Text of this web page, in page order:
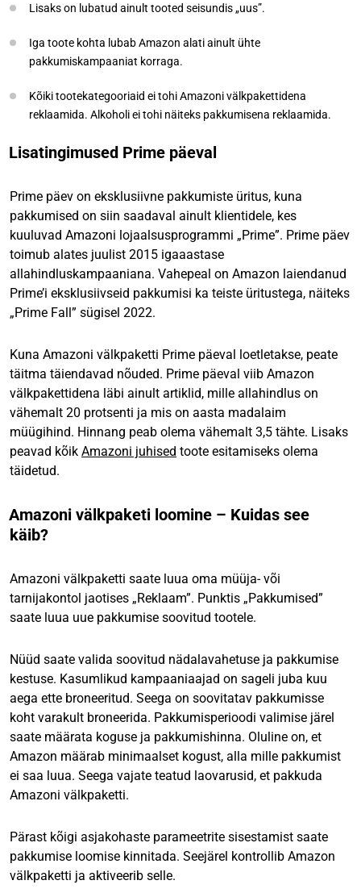
Lisaks on lubatud ainult tooted seisundis „uus”.
Iga toote kohta lubab Amazon alati ainult ühte
pakkumiskampaaniat korraga.
Kõiki tootekategooriaid ei tohi Amazoni välkpakettidena
reklaamida. Alkoholi ei tohi näiteks pakkumisena reklaamida.
Lisatingimused Prime päeval
Prime päev on eksklusiivne pakkumiste üritus, kuna
pakkumised on siin saadaval ainult klientidele, kes
kuuluvad Amazoni lojaalsusprogrammi „Prime”. Prime päev
toimub alates juulist 2015 igaaastase
allahindluskampaaniana. Vahepeal on Amazon laiendanud
Prime’i eksklusiivseid pakkumisi ka teiste üritustega, näiteks
„Prime Fall” sügisel 2022.
Kuna Amazoni välkpaketti Prime päeval loetletakse, peate
täitma täiendavad nõuded. Prime päeval viib Amazon
välkpakettidena läbi ainult artiklid, mille allahindlus on
vähemalt 20 protsenti ja mis on aasta madalaim
müügihind. Hinnang peab olema vähemalt 3,5 tähte. Lisaks
peavad kõik Amazoni juhised toote esitamiseks olema
täidetud.
Amazoni välkpaketi loomine – Kuidas see
käib?
Amazoni välkpaketti saate luua oma müüja- või
tarnijakontol jaotises „Reklaam”. Punktis „Pakkumised”
saate luua uue pakkumise soovitud tootele.
Nüüd saate valida soovitud nädalavahetuse ja pakkumise
kestuse. Kasumlikud kampaaniaajad on sageli juba kuu
aega ette broneeritud. Seega on soovitatav pakkumisse
koht varakult broneerida. Pakkumisperioodi valimise järel
saate määrata koguse ja pakkumishinna. Oluline on, et
Amazon määrab minimaalset kogust, alla mille pakkumist
ei saa luua. Seega vajate teatud laovarusid, et pakkuda
Amazoni välkpaketti.
Pärast kõigi asjakohaste parameetrite sisestamist saate
pakkumise loomise kinnitada. Seejärel kontrollib Amazon
välkpaketti ja aktiveerib selle.